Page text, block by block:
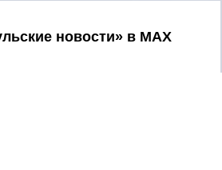
Принять